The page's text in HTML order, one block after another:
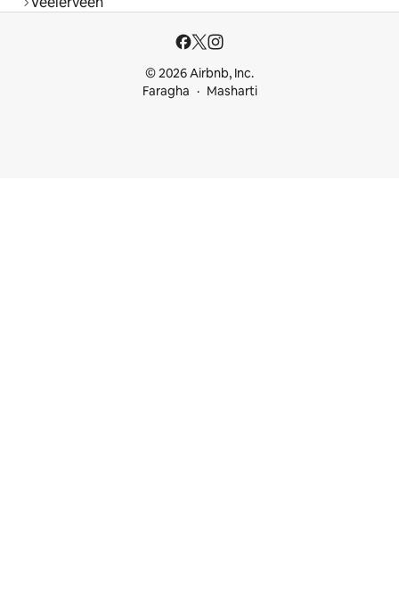
© 2026 Airbnb, Inc.
Faragha
Masharti